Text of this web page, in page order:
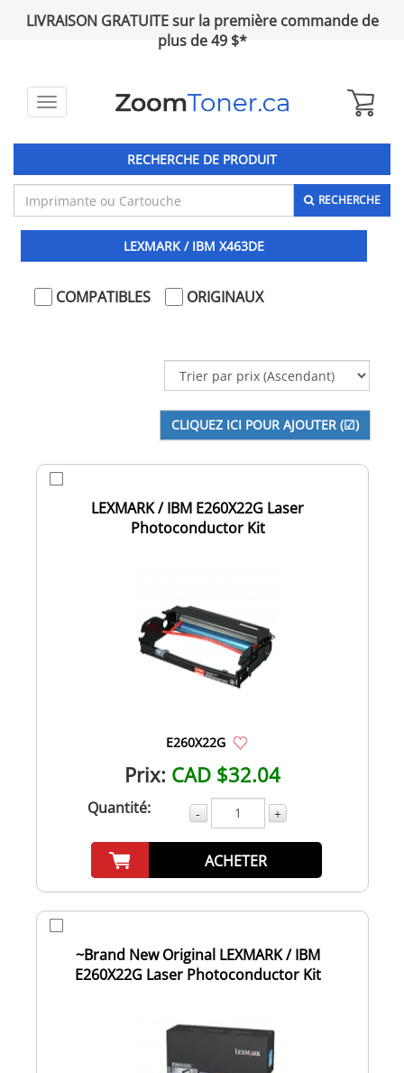
LIVRAISON GRATUITE sur la première commande de
plus de 49 $*
Toggle
RECHERCHE DE PRODUIT
RECHERCHE
LEXMARK / IBM X463DE
COMPATIBLES ORIGINAUX
LEXMARK / IBM E260X22G Laser
Photoconductor Kit
E260X22G
Prix: CAD $32.04
Quantité: - +
ACHETER
~Brand New Original LEXMARK / IBM
E260X22G Laser Photoconductor Kit